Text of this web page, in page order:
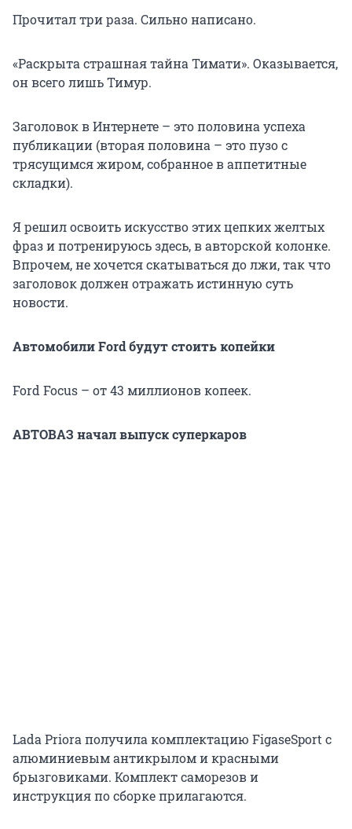
Прочитал три раза. Сильно написано.
«Раскрыта страшная тайна Тимати». Оказывается,
он всего лишь Тимур.
Заголовок в Интернете – это половина успеха
публикации (вторая половина – это пузо с
трясущимся жиром, собранное в аппетитные
складки).
Я решил освоить искусство этих цепких желтых
фраз и потренируюсь здесь, в авторской колонке.
Впрочем, не хочется скатываться до лжи, так что
заголовок должен отражать истинную суть
новости.
Автомобили Ford будут стоить копейки
Ford Focus – от 43 миллионов копеек.
АВТОВАЗ начал выпуск суперкаров
Lada Priora получила комплектацию FigaseSport с
алюминиевым антикрылом и красными
брызговиками. Комплект саморезов и
инструкция по сборке прилагаются.